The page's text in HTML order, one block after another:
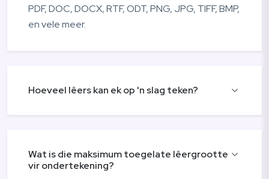
PDF, DOC, DOCX, RTF, ODT, PNG, JPG, TIFF, BMP,
en vele meer.
Hoeveel lêers kan ek op 'n slag teken?
Wat is die maksimum toegelate lêergrootte
vir ondertekening?